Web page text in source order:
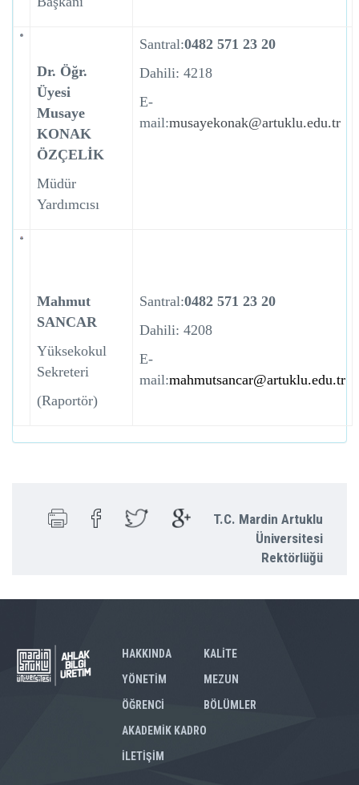
Dr. Öğr.
Üyesi
Musaye
KONAK
ÖZÇELİK
Müdür
Yardımcısı
Santral:0482 571 23 20
Dahili: 4218
E-
mail:musayekonak@artuklu.edu.tr
Mahmut
SANCAR
Yüksekokul
Sekreteri
(Raportör)
Santral:0482 571 23 20
Dahili: 4208
E-
mail:mahmutsancar@artuklu.edu.tr
T.C. Mardin Artuklu
Üniversitesi
Rektörlüğü
HAKKINDA
YÖNETİM
ÖĞRENCİ
KALİTE
MEZUN
BÖLÜMLER
AKADEMİK KADRO
İLETİŞİM